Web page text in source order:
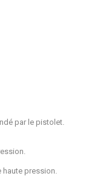
par le pistolet.
haute pression.